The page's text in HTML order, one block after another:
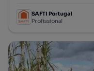
SAFTI Portugal
Profissional